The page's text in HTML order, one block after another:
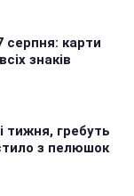
серпня: карти
знаків
тижня, гребуть
з пелюшок